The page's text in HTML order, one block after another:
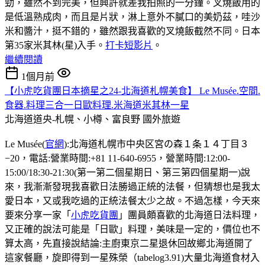
勁，雖然不到完美，但興許就差我拍照的一分鐘。叉燒飯用的
是低溫熟成肉，而且是片狀，淋上意外不膩口的美奶茲，哇沙
米和醬汁，挺不錯的，雖然跟我喜歡的叉燒飯截然不同。日本
第35家米其林(星)入手。 打卡短影片 。
繼續閱讀
1個月前
【小虎吃貨團日本摘星之24-北海道札幌美食】 Le Musée.空間.
食器.料理三合一日歐料理.米海道米其林一星
北海道道央-札幌、小樽、富良野 國外旅遊
Le Musée(官網):北海道札幌市中央区宮の森１条１４丁目３
−20，電話:營業時間:+81 11-640-6955，營業時間:12:00-
15:00/18:30-21:30(第一第二個星期日、第三第四個星期一)說
來，我漸漸發現我喜歡日法勝過正統的法餐，但猜想也是我太
愛日本，又或我吃過的正統法餐太少之故。不過怎樣，今天來
要來分享一家「 小虎吃貨團 」團員頗喜歡的北海道日法料理，
又正確的說法可能是「日歐」料理，美味是一定的，價位也不
算太高，先直接說結論:主廚東京二星退休回故鄉北海道開了
這家餐廳，旋即得到一星殊榮（tabelog3.91)大量北海道食材入